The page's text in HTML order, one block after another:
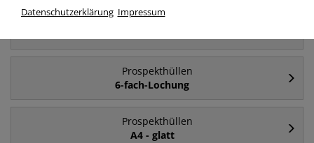
Prospekthüllen
Prospekthüllen
6-fach-Lochung
Prospekthüllen
A4 - glatt
Datenschutzerklärung Impressum